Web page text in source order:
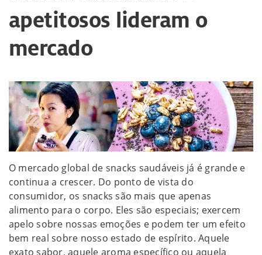
apetitosos lideram o
mercado
O mercado global de snacks saudáveis já é grande e
continua a crescer. Do ponto de vista do
consumidor, os snacks são mais que apenas
alimento para o corpo. Eles são especiais; exercem
apelo sobre nossas emoções e podem ter um efeito
bem real sobre nosso estado de espírito. Aquele
exato sabor, aquele aroma específico ou aquela